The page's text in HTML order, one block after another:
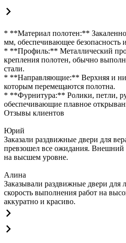
* **Материал полотен:**
мм, обеспечивающее безопасность
* **Профиль:** Металлический
крепления полотен, обычно
стали.
* **Направляющие:** Верхняя и
которым перемещаются полотна.
* **Фурнитура:** Ролики, петли,
обеспечивающие плавное
Отзывы клиентов
Юрий
Заказали раздвижные двери для
превзошел все ожидания. Внешний
на высшем уровне.
Алина
Заказывали раздвижные двери для
скорость выполнения работ на
аккуратно и красиво.